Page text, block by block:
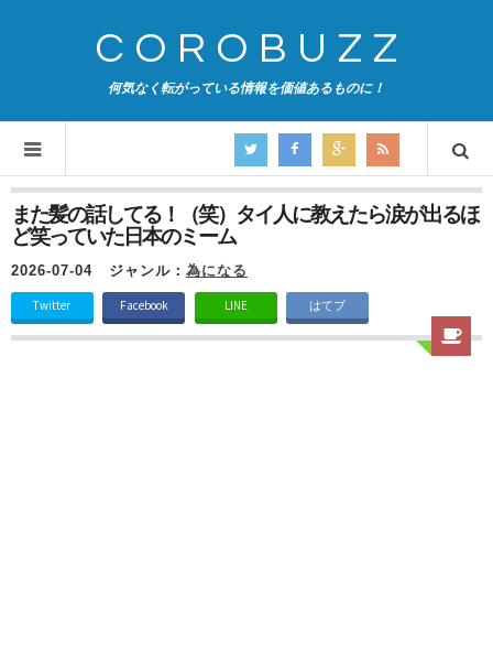
COROBUZZ
何気なく転がっている情報を価値あるものに！
また髪の話してる！（笑）タイ人に教えたら涙が出るほ
ど笑っていた日本のミーム
2026-07-04 ジャンル： 為になる
Twitter Facebook LINE はてブ